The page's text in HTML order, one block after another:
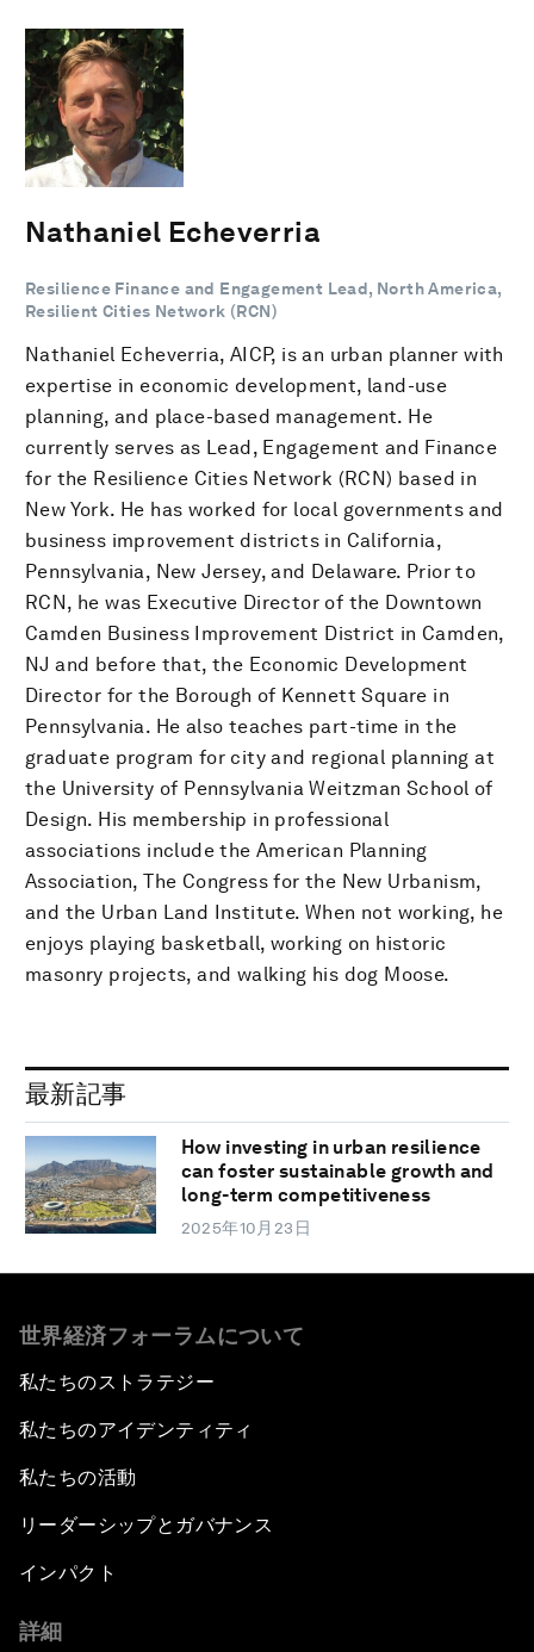
Nathaniel Echeverria
Resilience Finance and Engagement Lead, North America,
Resilient Cities Network (RCN)
Nathaniel Echeverria, AICP, is an urban planner with
expertise in economic development, land-use
planning, and place-based management. He
currently serves as Lead, Engagement and Finance
for the Resilience Cities Network (RCN) based in
New York. He has worked for local governments and
business improvement districts in California,
Pennsylvania, New Jersey, and Delaware. Prior to
RCN, he was Executive Director of the Downtown
Camden Business Improvement District in Camden,
NJ and before that, the Economic Development
Director for the Borough of Kennett Square in
Pennsylvania. He also teaches part-time in the
graduate program for city and regional planning at
the University of Pennsylvania Weitzman School of
Design. His membership in professional
associations include the American Planning
Association, The Congress for the New Urbanism,
and the Urban Land Institute. When not working, he
enjoys playing basketball, working on historic
masonry projects, and walking his dog Moose.
最新記事
How investing in urban resilience
can foster sustainable growth and
long-term competitiveness
2025年10月23日
世界経済フォーラムについて
私たちのストラテジー
私たちのアイデンティティ
私たちの活動
リーダーシップとガバナンス
インパクト
詳細